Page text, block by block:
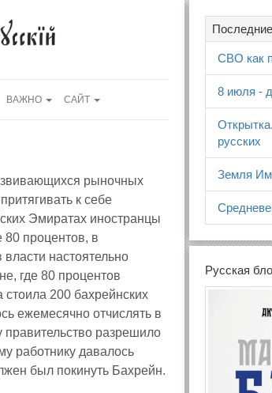
ВАЖНО САЙТ
рыночных
к себе
Эмиратах иностранцы
процентов, в
настоятельно
где 80 процентов
200 бахрейнских
ежемесячно отчислять в
правительство разрешило
работнику давалось
был покинуть Бахрейн.
СВО как
8 июля -
русских
Земля
Русская